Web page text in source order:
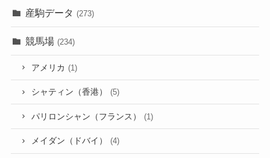
産駒データ (273)
競馬場 (234)
アメリカ (1)
シャティン（香港） (5)
パリロンシャン（フランス） (1)
メイダン（ドバイ） (4)